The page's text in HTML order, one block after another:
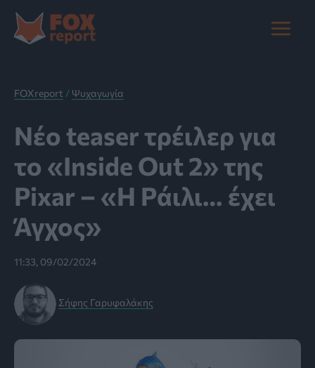
στο
περιεχόμενο
Main
FOXreport / Ψυχαγωγία
Νέο teaser τρέιλερ για
το «Inside Out 2» της
Pixar – «Η Ράιλι… έχει
Άγχος»
11:33, 09/02/2024
Σήφης Γαρυφαλάκης